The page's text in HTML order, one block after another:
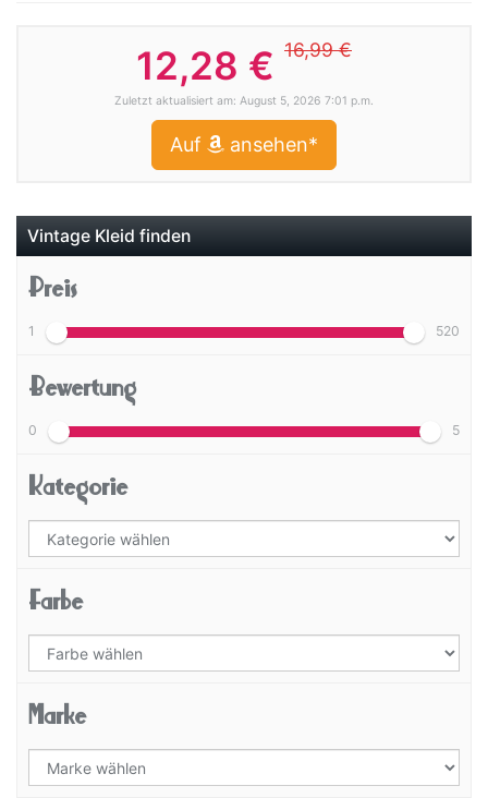
12,28 € 16,99 €
Zuletzt aktualisiert am: August 5, 2026 7:01 p.m.
Auf ansehen*
Vintage Kleid finden
Preis
1 520
Bewertung
0 5
Kategorie
Farbe
Marke